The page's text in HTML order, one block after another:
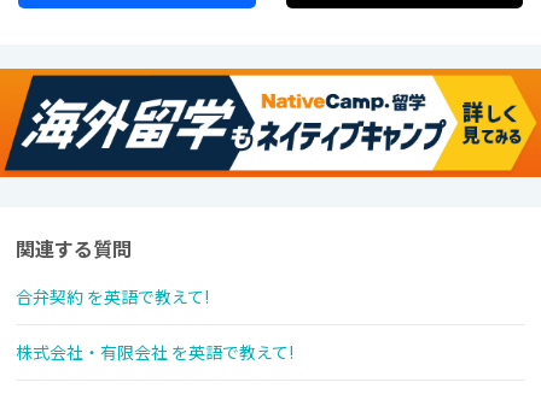
関連する質問
合弁契約 を英語で教えて!
株式会社・有限会社 を英語で教えて!